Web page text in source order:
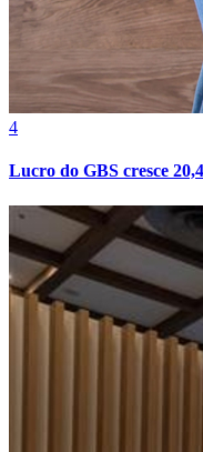
Bragantino
4
Lucro do GBS cresce